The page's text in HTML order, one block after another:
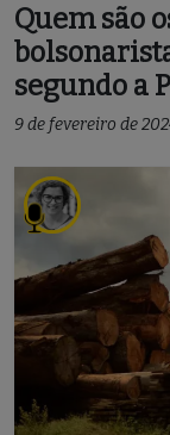
Quem são
segundo a
9 de fevereiro de